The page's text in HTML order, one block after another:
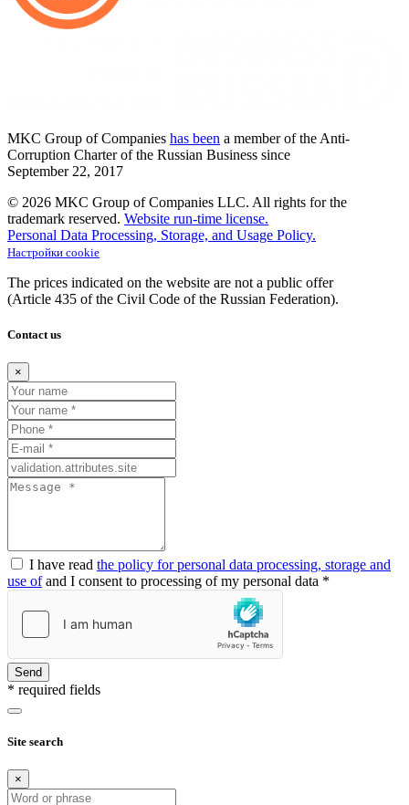
MKC Group of Companies has been a member of the Anti-
Corruption Charter of the Russian Business since
September 22, 2017
© 2026 MKC Group of Companies LLC. All rights for the
trademark reserved. Website run-time license.
Personal Data Processing, Storage, and Usage Policy.
Настройки cookie
The prices indicated on the website are not a public offer
(Article 435 of the Civil Code of the Russian Federation).
Contact us
×
I have read the policy for personal data processing, storage and
use ofand I consent to processing of my personal data *
Send
* required fields
Site search
×